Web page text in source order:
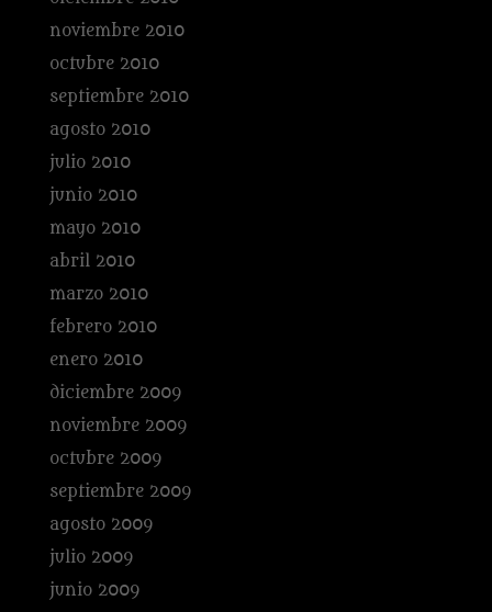
noviembre 2010
octubre 2010
septiembre 2010
agosto 2010
julio 2010
junio 2010
mayo 2010
abril 2010
marzo 2010
febrero 2010
enero 2010
diciembre 2009
noviembre 2009
octubre 2009
septiembre 2009
agosto 2009
julio 2009
junio 2009